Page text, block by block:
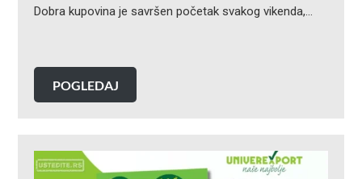
Dobra kupovina je savršen početak svakog vikenda,…
POGLEDAJ